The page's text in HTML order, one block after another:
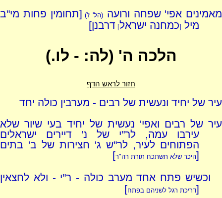
מאמינים אפי' שפחה ורועה (הל' ז') [תחומין פחות מי"ב
מיל [כמחנה ישראל] דרבנן]
הלכה ה' (לה: - לו.)
חזור לראש הדף
עיר של יחיד ונעשית של רבים - מערבין כולה יחד
עיר של רבים ואפי' נעשית של יחיד בעי שיור שלא
עירבו עמה, לר"י של נ' דיירים ישראלים
הפתוחים לעיר, לר"ש ג' חצירות של ב' בתים
[היכר שלא תשתכח תורת רה"ר]
וכשיש פתח אחד מערב כולה - ר"י - ולא לחצאין
[דריכת רגל לשניהם בפתח]